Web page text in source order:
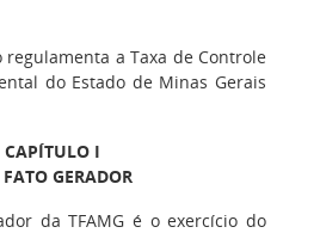
regulamenta a Taxa de Controle
do Estado de Minas Gerais
CAPÍTULO I
GERADOR
da TFAMG é o exercício do